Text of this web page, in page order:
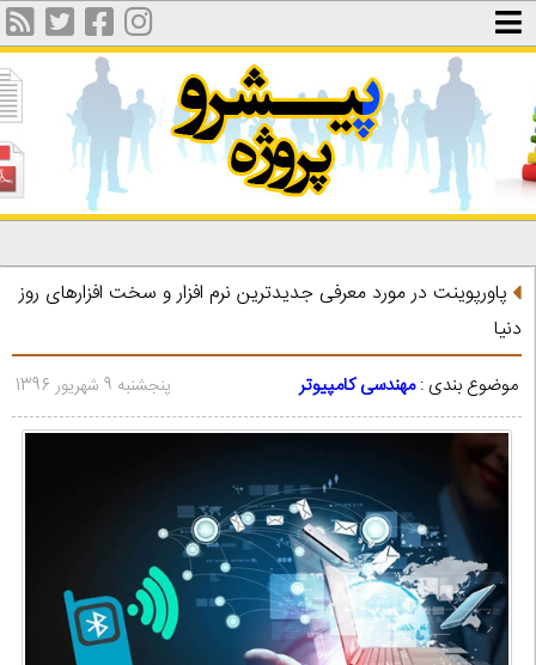
پاورپوینت در مورد معرفی جدیدترین نرم افزار و سخت افزارهای روز
دنیا
موضوع بندی :مهندسی کامپیوتر پنجشنبه 9 شهریور 1396